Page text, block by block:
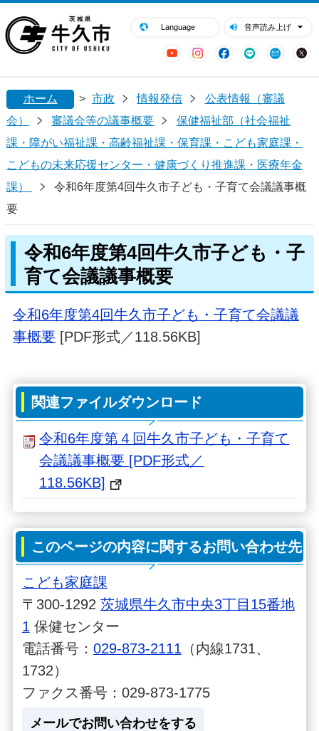
Language 音声読み上げ
YouTubeInstagram
Facebook
LINE Mail
閉じる
ホーム > 市政 情報発信
公表情報（審議
会）
審議会等の議事概要
保健福祉部（社会福祉
課・障がい福祉課・高齢福祉課・保育課・こども家庭課・
こどもの未来応援センター・健康づくり推進課・医療年金
課）
令和6年度第4回牛久市子ども・子育て会議議事概
要
令和6年度第4回牛久市子ども・子
育て会議議事概要
令和6年度第4回牛久市子ども・子育て会議議
事概要[PDF形式／118.56KB]
関連ファイルダウンロード
令和6年度第４回牛久市子ども・子育て
会議議事概要 [PDF形式／
118.56KB]
このページの内容に関するお問い合わせ先
こども家庭課
〒300-1292 茨城県牛久市中央3丁目15番地
1 保健センター
電話番号： 029-873-2111 （内線1731、
1732）
ファクス番号：029-873-1775
メールでお問い合わせをする